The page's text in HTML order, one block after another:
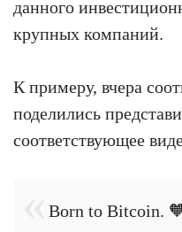
данного
крупных компаний.
К примеру, вчера
поделились
соответствующее
Born to Bitcoin.